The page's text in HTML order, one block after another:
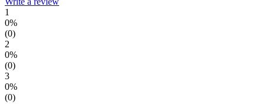
1
0%
(0)
2
0%
(0)
3
0%
(0)